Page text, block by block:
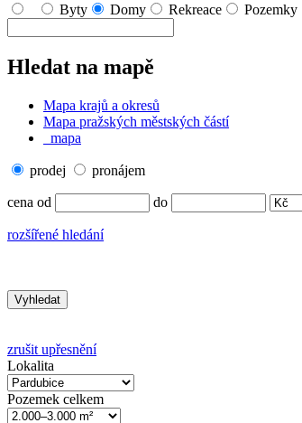
Byty Domy Rekreace Pozemky
Hledat na mapě
Mapa krajů a okresů
Mapa pražských městských částí
mapa
prodej pronájem
cena od do
rozšířené hledání
zrušit upřesnění
Lokalita
Pozemek celkem